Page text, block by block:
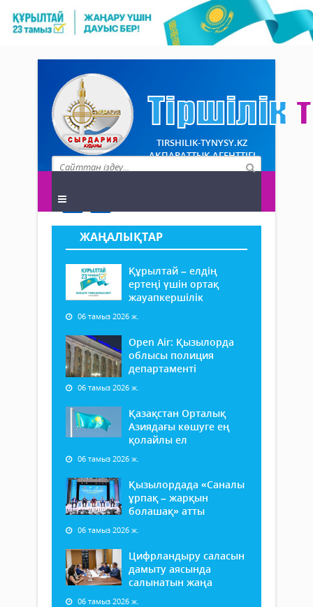
TIRSHILIK-TYNYSY.KZ
АҚПАРАТТЫҚ АГЕНТТІГІ
ЖАҢАЛЫҚТАР
Құрылтай – елдің
ертеңі үшін ортақ
жауапкершілік
06 тамыз 2026 ж.
Open Air: Қызылорда
облысы полиция
департаменті
06 тамыз 2026 ж.
Қазақстан Орталық
Азиядағы көшуге ең
қолайлы ел
06 тамыз 2026 ж.
Қызылордада «Саналы
ұрпақ – жарқын
болашақ» атты
06 тамыз 2026 ж.
Цифрландыру саласын
дамыту аясында
салынатын жаңа
06 тамыз 2026 ж.